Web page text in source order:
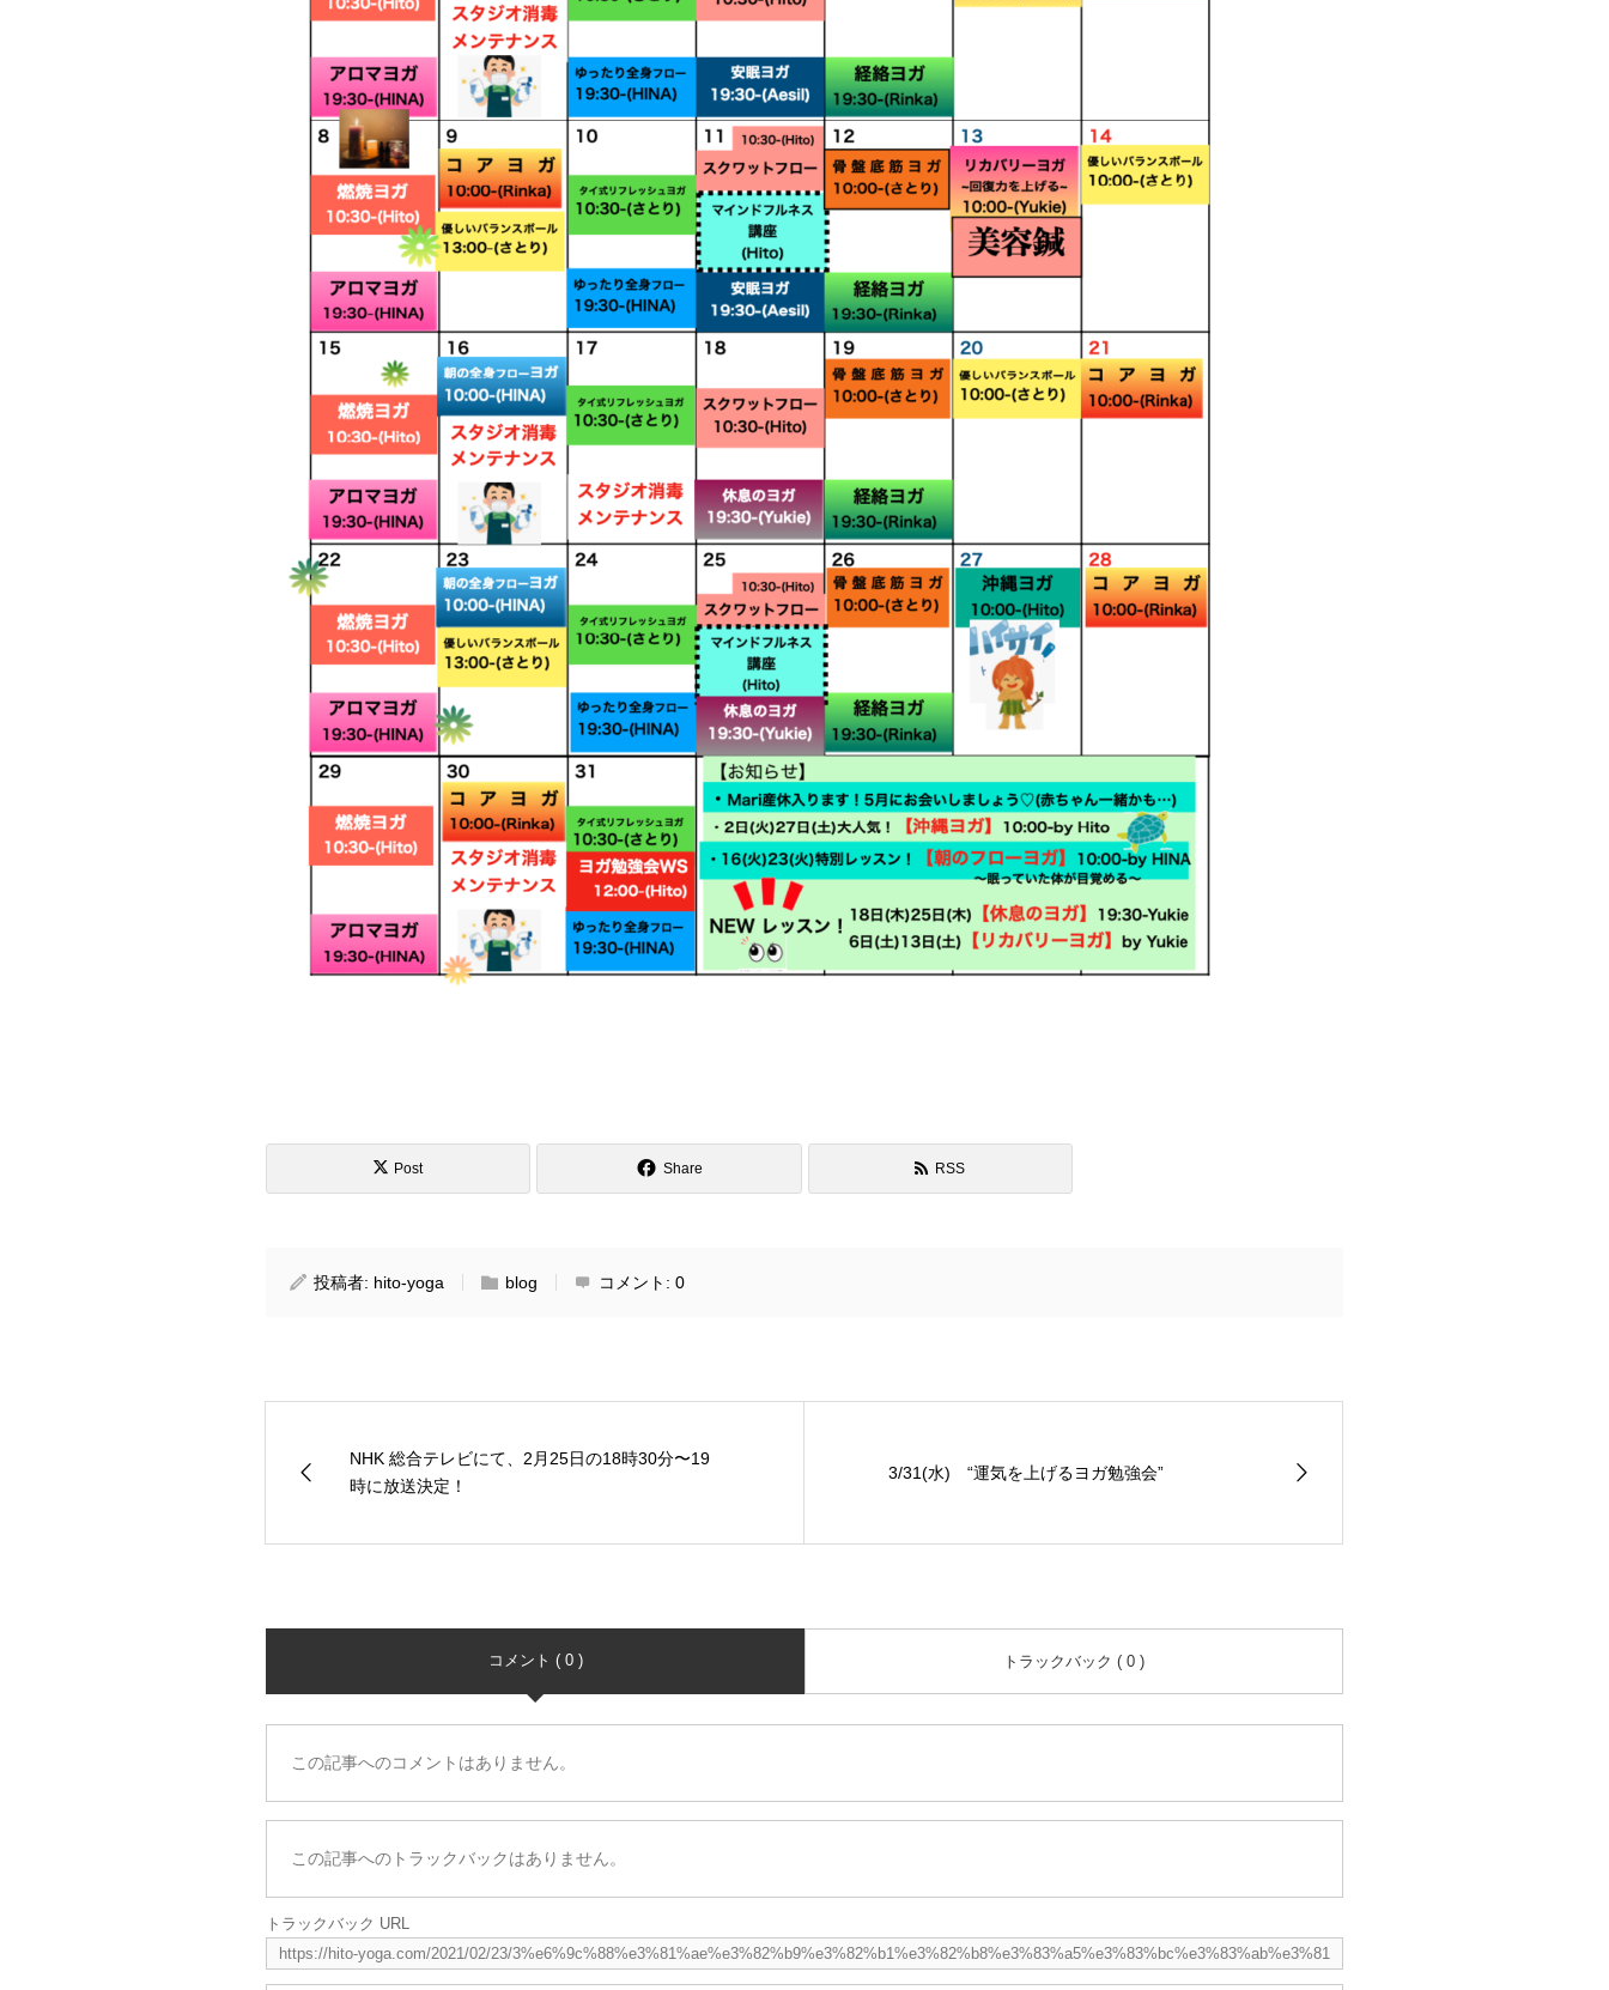
Post Share RSS
投稿者: hito-yoga blog コメント: 0
NHK 総合テレビにて、2月25日の18時30分〜19
時に放送決定！
3/31(水) “運気を上げるヨガ勉強会”
コメント ( 0 ) トラックバック ( 0 )
この記事へのコメントはありません。
この記事へのトラックバックはありません。
トラックバック URL